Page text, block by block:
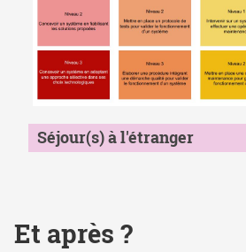
competences_geii_parcoursESE
Séjour(s) à l'étranger
Et après ?